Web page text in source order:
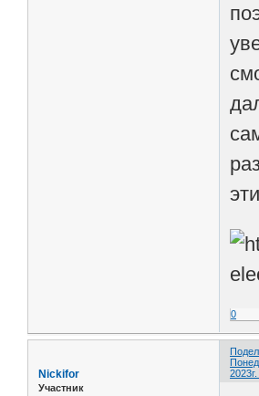
0
Nickifor
Участник